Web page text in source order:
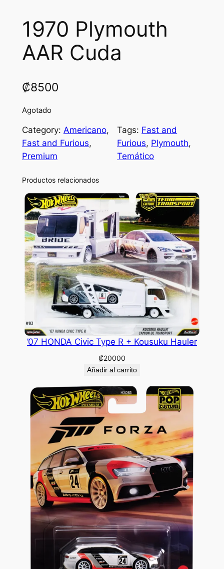
1970 Plymouth
AAR Cuda
₡8500
Agotado
Category: Americano
Fast and Furious
Premium
Tags: Fast and
Furious, Plymouth
Temático
Productos relacionados
’07 HONDA Civic Type R + Kousuku Hauler
₡20000
Añadir al carrito